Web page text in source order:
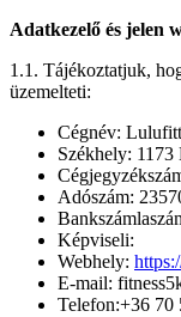
Adatkezelő és jelen
1.1. Tájékoztatjuk,
üzemelteti:
Cégnév:
Székhely: 1173
Adószám:
Képviseli:
Webhely:
E-mail:
Telefon:+36 70